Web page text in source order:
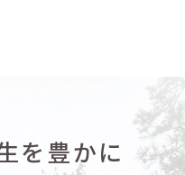
を豊かに